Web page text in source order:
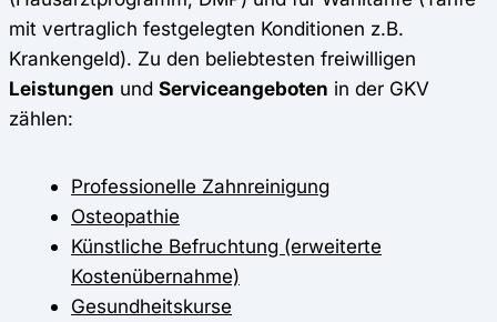
mit vertraglich festgelegten Konditionen z.B.
Krankengeld). Zu den beliebtesten freiwilligen
Leistungen und Serviceangeboten in der GKV
zählen:
Professionelle Zahnreinigung
Osteopathie
Künstliche Befruchtung (erweiterte
Kostenübernahme)
Gesundheitskurse